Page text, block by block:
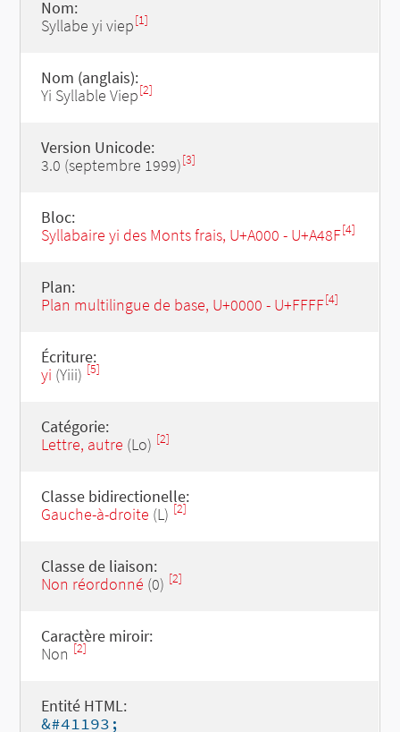
Nom:
Syllabe yi viep[1]
Nom (anglais):
Yi Syllable Viep[2]
Version Unicode:
3.0 (septembre 1999)[3]
Bloc:
Syllabaire yi des Monts frais, U+A000 - U+A48F[4]
Plan:
Plan multilingue de base, U+0000 - U+FFFF[4]
Écriture:
yi (Yiii) [5]
Catégorie:
Lettre, autre (Lo) [2]
Classe bidirectionelle:
Gauche-à-droite (L) [2]
Classe de liaison:
Non réordonné (0) [2]
Caractère miroir:
Non [2]
Entité HTML:
&#41193;